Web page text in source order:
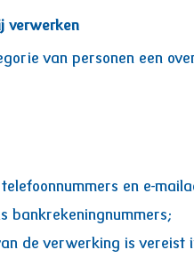
verwerken
van personen een
en e-
bankrekeningnummers;
de verwerking is